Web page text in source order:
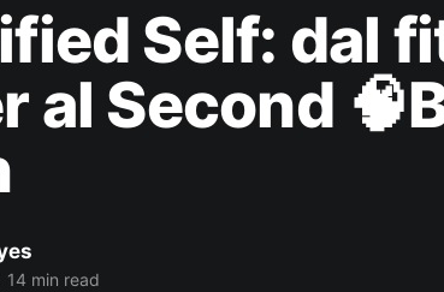
Self: dal
al Second
14 min read